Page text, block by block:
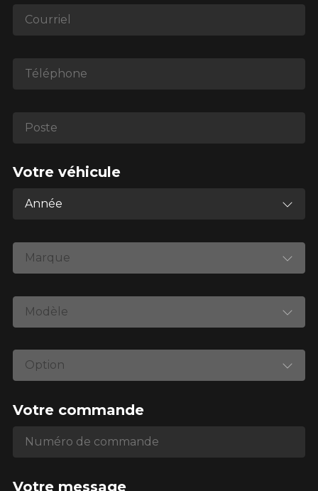
Votre véhicule
Marque
Modèle
Option
Votre commande
Votre message
l'exactitude de l'information sur votre véhicule directement
avant de commander.